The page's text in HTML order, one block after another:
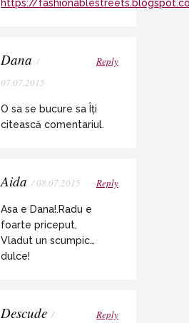
https://
Dana /
07.07.2015
Reply
O sa se bucure sa Îți
citească comentariul.
Aida / 08.07.2015 Reply
Asa e Dana!.Radu e
foarte priceput,
Vladut un scumpic…
dulce!
Descude /
Reply